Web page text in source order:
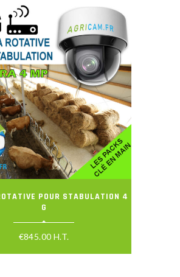
POUR STABULATION 4
G
€845.00 H.T.